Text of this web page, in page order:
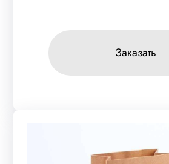
Заказать